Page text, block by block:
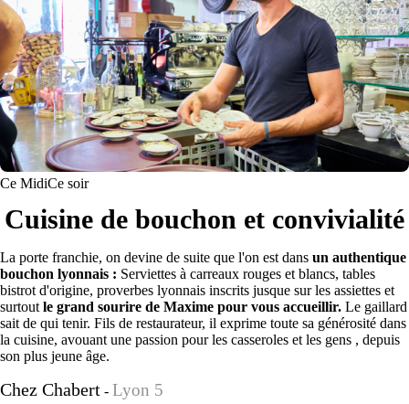
Ce MidiCe soir
Cuisine de bouchon et convivialité
La porte franchie, on devine de suite que l'on est dans un authentique
bouchon lyonnais : Serviettes à carreaux rouges et blancs, tables
bistrot d'origine, proverbes lyonnais inscrits jusque sur les assiettes et
surtout le grand sourire de Maxime pour vous accueillir. Le gaillard
sait de qui tenir. Fils de restaurateur, il exprime toute sa générosité dans
la cuisine, avouant une passion pour les casseroles et les gens , depuis
son plus jeune âge.
Chez Chabert - Lyon 5